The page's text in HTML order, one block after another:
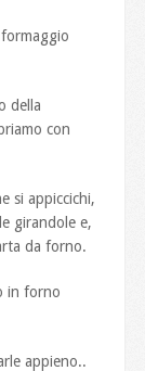
della
con
si appiccichi,
girandole e,
da forno.
in forno
appieno..